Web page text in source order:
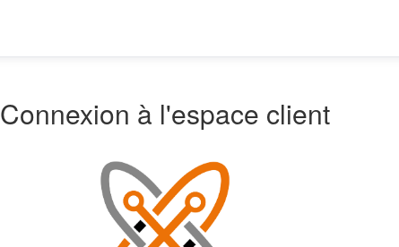
Connexion à l'espace client